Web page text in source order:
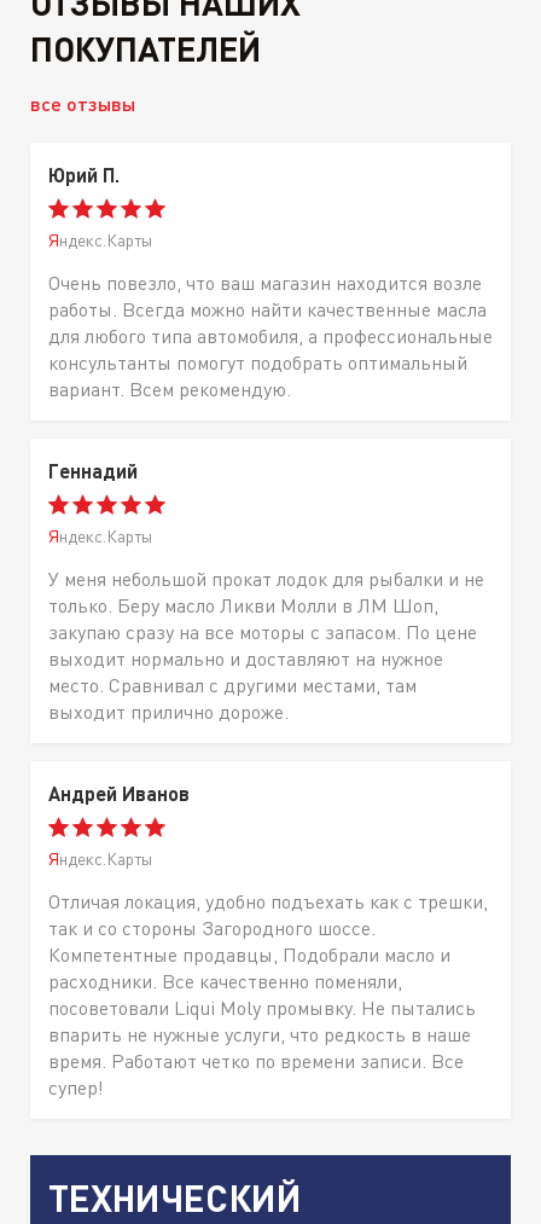
ПОКУПАТЕЛЕЙ
все отзывы
Юрий П.
Яндекс.Карты
Очень повезло, что ваш магазин находится возле
работы. Всегда можно найти качественные масла
для любого типа автомобиля, а профессиональные
консультанты помогут подобрать оптимальный
вариант. Всем рекомендую.
Геннадий
Яндекс.Карты
У меня небольшой прокат лодок для рыбалки и не
только. Беру масло Ликви Молли в ЛМ Шоп,
закупаю сразу на все моторы с запасом. По цене
выходит нормально и доставляют на нужное
место. Сравнивал с другими местами, там
выходит прилично дороже.
Андрей Иванов
Яндекс.Карты
Отличая локация, удобно подъехать как с трешки,
так и со стороны Загородного шоссе.
Компетентные продавцы, Подобрали масло и
расходники. Все качественно поменяли,
посоветовали Liqui Moly промывку. Не пытались
впарить не нужные услуги, что редкость в наше
время. Работают четко по времени записи. Все
супер!
ТЕХНИЧЕСКИЙ